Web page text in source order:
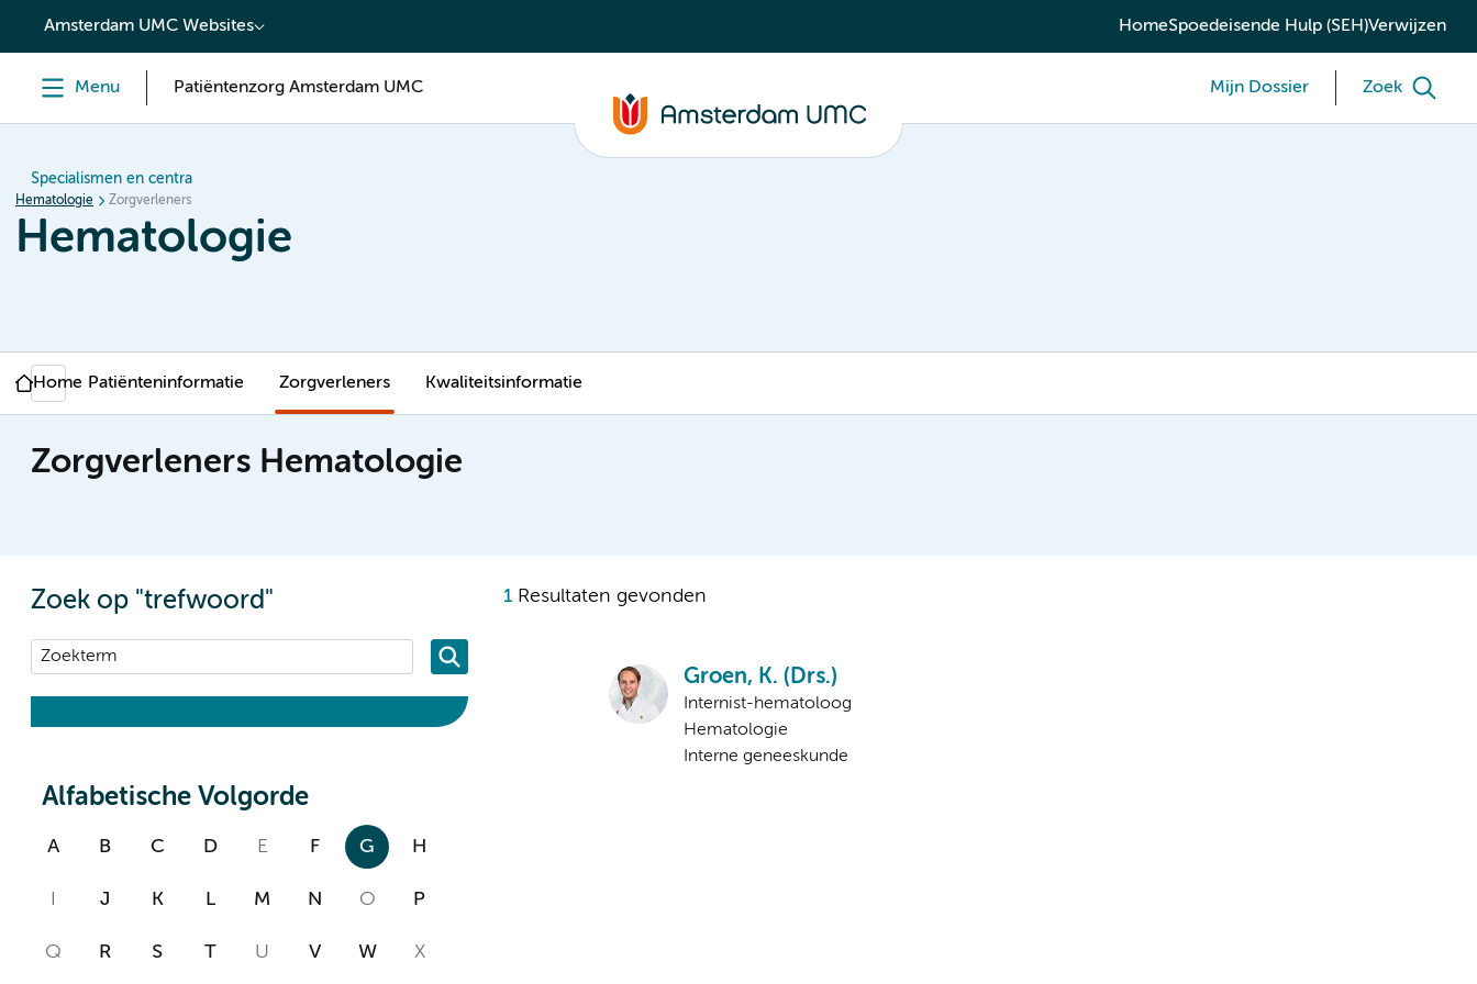
content
Amsterdam UMC Websites HomeSpoedeisende Hulp (SEH)Verwijzen
Menu Patiëntenzorg Amsterdam UMC Mijn Dossier Zoek
Specialismen en centra
Hematologie Zorgverleners
Hematologie
Home Patiënteninformatie Zorgverleners Kwaliteitsinformatie
Zorgverleners Hematologie
Zoek op "trefwoord"
Alfabetische Volgorde
A B C D E F G H
J K L M N O P
Q R S T U V W X
1Resultaten gevonden
Groen, K. (Drs.)
Internist-hematoloog
Hematologie
Interne geneeskunde